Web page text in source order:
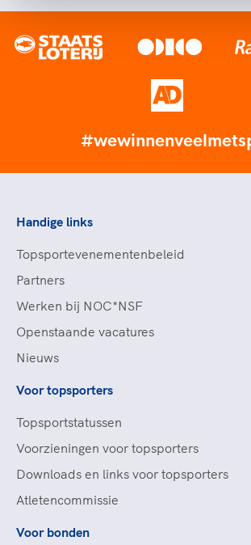
Handige links
Topsportevenementenbeleid
Partners
Werken bij NOC*NSF
Openstaande vacatures
Nieuws
Voor topsporters
Topsportstatussen
Voorzieningen voor topsporters
Downloads en links voor topsporters
Atletencommissie
Voor bonden